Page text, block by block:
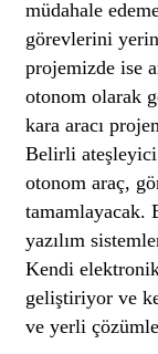
müdahale
görevlerini
projemizde ise
otonom olarak
kara aracı
Belirli ateşleyici
otonom araç,
tamamlayacak.
yazılım
Kendi
geliştiriyor ve
ve yerli